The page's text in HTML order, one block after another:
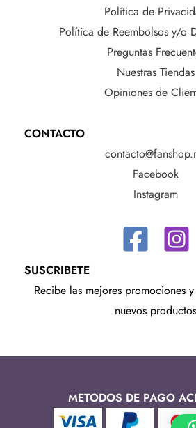
Política de
Política de Reembolsos y/o
Preguntas
Nuestras Tiendas
Opiniones de
CONTACTO
Facebook
Instagram
SUSCRIBETE
Recibe las mejores promociones
nuevos productos
METODOS DE PAGO